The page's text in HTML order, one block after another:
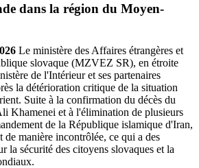
dans la région du Moyen-
Le ministère des Affaires étrangères et
slovaque (MZVEZ SR), en étroite
de l'Intérieur et ses partenaires
la détérioration critique de la situation
Suite à la confirmation du décès du
Khamenei et à l'élimination de plusieurs
de la République islamique d'Iran,
de manière incontrôlée, ce qui a des
la sécurité des citoyens slovaques et la